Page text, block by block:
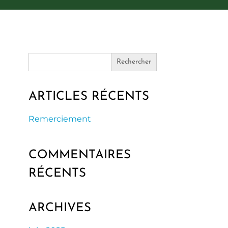
Search
ARTICLES RÉCENTS
Remerciement
COMMENTAIRES
RÉCENTS
ARCHIVES